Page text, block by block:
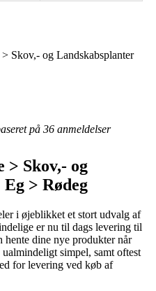
Skov,- og Landskabsplanter
på 36 anmeldelser
> Skov,- og
> Rødeg
i øjeblikket et stort udvalg af
er nu til dags levering til
hente dine nye produkter når
simpel, samt oftest
for levering ved køb af